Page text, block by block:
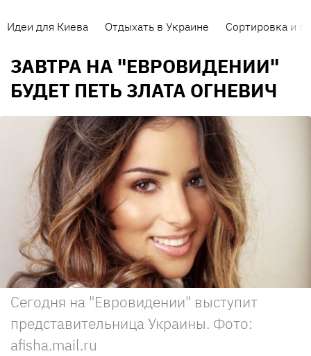
Идеи для Киева Отдыхать в Украине Сортировка и
ЗАВТРА НА "ЕВРОВИДЕНИИ"
БУДЕТ ПЕТЬ ЗЛАТА ОГНЕВИЧ
Сегодня на "Евровидении" выступит
представительница Украины. Фото:
afisha.mail.ru